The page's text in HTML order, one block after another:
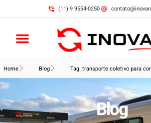
(11) 9 9554-0250
Home Blog Tag: transporte coletivo para
Blog